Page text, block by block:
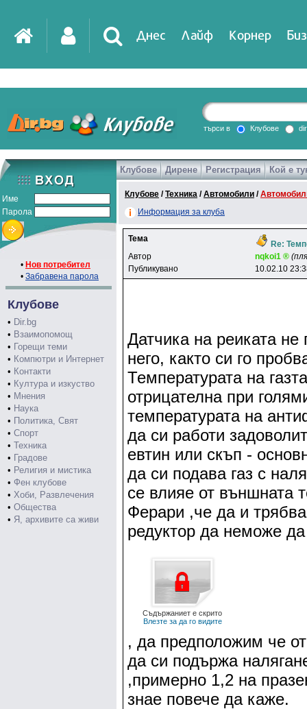
Днес Лайф Корнер
DirTV Impressio
Games
търси в Клубове
Име
Парола
• Нов потребител
• Забравена парола
Клубове
• Dir.bg
• Взаимопомощ
• Горещи теми
• Компютри и Интернет
• Контакти
• Култура и изкуство
• Мнения
• Наука
• Политика, Свят
• Спорт
• Техника
• Градове
• Религия и мистика
• Фен клубове
• Хоби, Развлечения
• Общества
• Я, архивите са живи
Клубове Дирене Регистрация Кой е
Клубове /Техника /Автомобили /
Информация за клуба
Тема
Re:
Автор
nqkoi1 ®
Публикувано
10.02.10
Датчика на реиката
него, както си го
Температурата на
отрицателна при
температурата на
да си работи
евтин или скъп -
да си подава газ с
се влияе от външната
Ферари ,че да и
редуктор да неможе
Съдържаниет е скрито
Влезте за да го видите
, да предположим че
да си подържа
,примерно 1,2 на
знае повече да каже.